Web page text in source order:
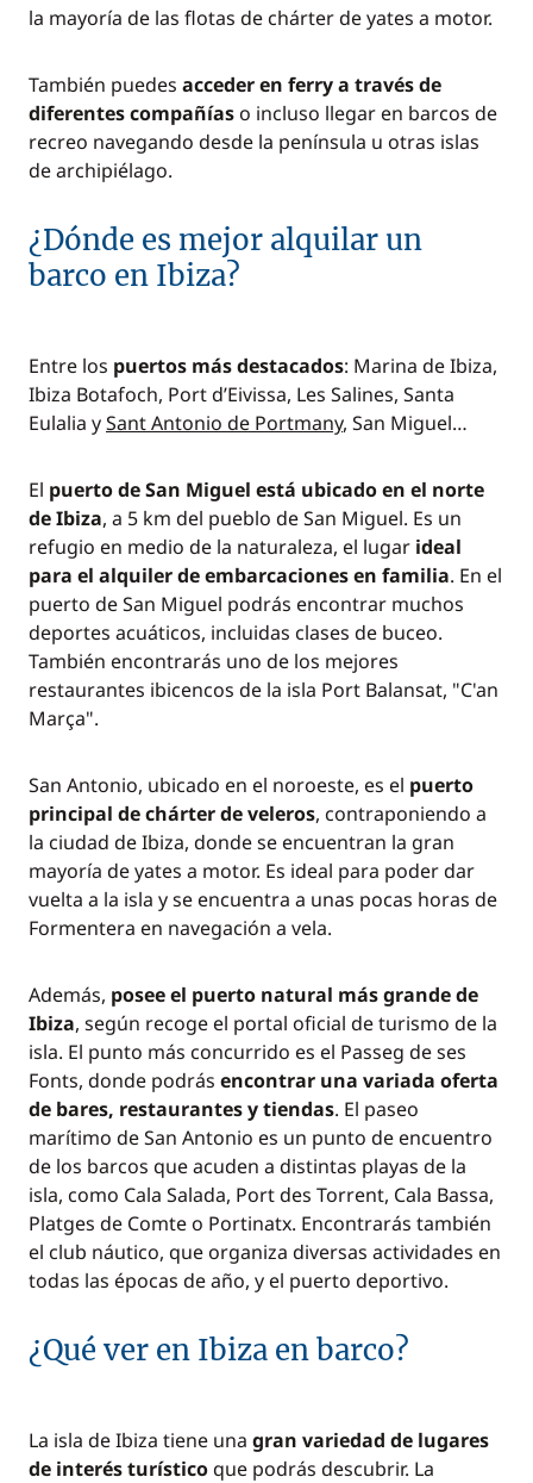
la mayoría de las flotas de chárter de yates a motor.
También puedes acceder en ferry a través de
diferentes compañías o incluso llegar en barcos de
recreo navegando desde la península u otras islas
de archipiélago.
¿Dónde es mejor alquilar un
barco en Ibiza?
Entre los puertos más destacados: Marina de Ibiza,
Ibiza Botafoch, Port d’Eivissa, Les Salines, Santa
Eulalia ySant Antonio de Portmany, San Miguel…
El puerto de San Miguel está ubicado en el norte
de Ibiza, a 5 km del pueblo de San Miguel. Es un
refugio en medio de la naturaleza, el lugar ideal
para el alquiler de embarcaciones en familia. En el
puerto de San Miguel podrás encontrar muchos
deportes acuáticos, incluidas clases de buceo.
También encontrarás uno de los mejores
restaurantes ibicencos de la isla Port Balansat, "C'an
Marça".
San Antonio, ubicado en el noroeste, es el puerto
principal de chárter de veleros, contraponiendo a
la ciudad de Ibiza, donde se encuentran la gran
mayoría de yates a motor. Es ideal para poder dar
vuelta a la isla y se encuentra a unas pocas horas de
Formentera en navegación a vela.
Además, posee el puerto natural más grande de
Ibiza, según recoge el portal oficial de turismo de la
isla. El punto más concurrido es el Passeg de ses
Fonts, donde podrás encontrar una variada oferta
de bares, restaurantes y tiendas. El paseo
marítimo de San Antonio es un punto de encuentro
de los barcos que acuden a distintas playas de la
isla, como Cala Salada, Port des Torrent, Cala Bassa,
Platges de Comte o Portinatx. Encontrarás también
el club náutico, que organiza diversas actividades en
todas las épocas de año, y el puerto deportivo.
¿Qué ver en Ibiza en barco?
La isla de Ibiza tiene una gran variedad de lugares
de interés turísticoque podrás descubrir. La